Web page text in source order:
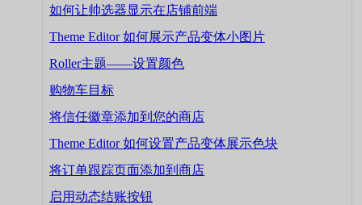
如何让帅选器显示在店铺前端
Theme Editor 如何展示产品变体小图片
Roller主题——设置颜色
购物车目标
将信任徽章添加到您的商店
Theme Editor 如何设置产品变体展示色块
将订单跟踪页面添加到商店
启用动态结账按钮